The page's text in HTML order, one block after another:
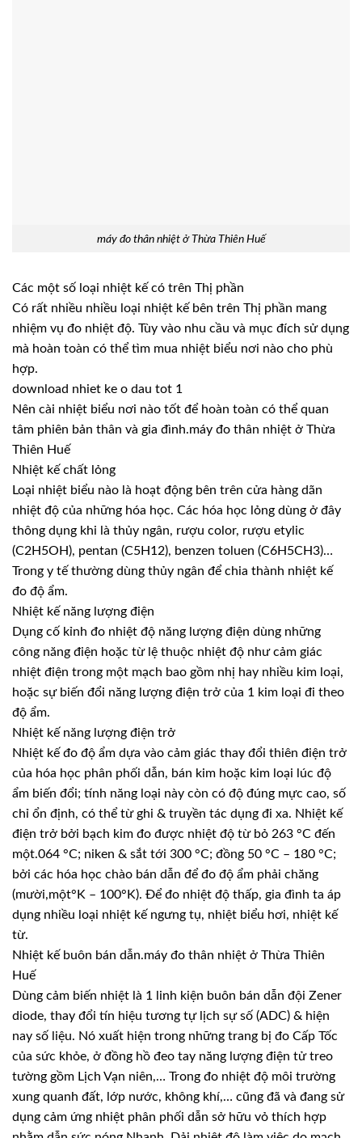
máy đo thân nhiệt ở Thừa Thiên Huế
Các một số loại nhiệt kế có trên Thị phần
Có rất nhiều nhiều loại nhiệt kế bên trên Thị phần mang
nhiệm vụ đo nhiệt độ. Tùy vào nhu cầu và mục đích sử dụng
mà hoàn toàn có thể tìm mua nhiệt biểu nơi nào cho phù
hợp.
download nhiet ke o dau tot 1
Nên cài nhiệt biểu nơi nào tốt để hoàn toàn có thể quan
tâm phiên bản thân và gia đình.máy đo thân nhiệt ở Thừa
Thiên Huế
Nhiệt kế chất lỏng
Loại nhiệt biểu nào là hoạt động bên trên cửa hàng dãn
nhiệt độ của những hóa học. Các hóa học lỏng dùng ở đây
thông dụng khi là thủy ngân, rượu color, rượu etylic
(C2H5OH), pentan (C5H12), benzen toluen (C6H5CH3)…
Trong y tế thường dùng thủy ngân để chia thành nhiệt kế
đo độ ẩm.
Nhiệt kế năng lượng điện
Dụng cố kỉnh đo nhiệt độ năng lượng điện dùng những
công năng điện hoặc từ lệ thuộc nhiệt độ như cảm giác
nhiệt điện trong một mạch bao gồm nhị hay nhiều kim loại,
hoặc sự biến đổi năng lượng điện trở của 1 kim loại đi theo
độ ẩm.
Nhiệt kế năng lượng điện trở
Nhiệt kế đo độ ẩm dựa vào cảm giác thay đổi thiên điện trở
của hóa học phân phối dẫn, bán kim hoặc kim loại lúc độ
ẩm biến đổi; tính năng loại này còn có độ đúng mực cao, số
chỉ ổn định, có thể từ ghi & truyền tác dụng đi xa. Nhiệt kế
điện trở bởi bạch kim đo được nhiệt độ từ bỏ 263 °C đến
một.064 °C; niken & sắt tới 300 °C; đồng 50 °C – 180 °C;
bởi các hóa học chào bán dẫn để đo độ ẩm phải chăng
(mười,một°K – 100°K). Để đo nhiệt độ thấp, gia đình ta áp
dụng nhiều loại nhiệt kế ngưng tụ, nhiệt biểu hơi, nhiệt kế
từ.
Nhiệt kế buôn bán dẫn.máy đo thân nhiệt ở Thừa Thiên
Huế
Dùng cảm biến nhiệt là 1 linh kiện buôn bán dẫn đội Zener
diode, thay đổi tín hiệu tương tự lịch sự số (ADC) & hiện
nay số liệu. Nó xuất hiện trong những trang bị đo Cấp Tốc
của sức khỏe, ở đồng hồ đeo tay năng lượng điện tử treo
tường gồm Lịch Vạn niên,… Trong đo nhiệt độ môi trường
xung quanh đất, lớp nước, không khí,… cũng đã và đang sử
dụng cảm ứng nhiệt phân phối dẫn sở hữu vỏ thích hợp